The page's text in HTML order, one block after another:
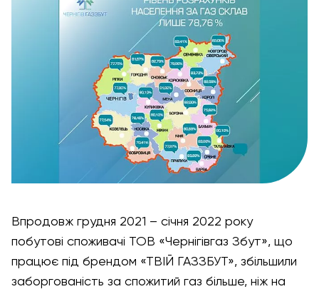
Впродовж грудня 2021 – січня 2022 року
побутові споживачі ТОВ «Чернігівгаз Збут», що
працює під брендом «ТВІЙ ГАЗЗБУТ», збільшили
заборгованість за спожитий газ більше, ніж на